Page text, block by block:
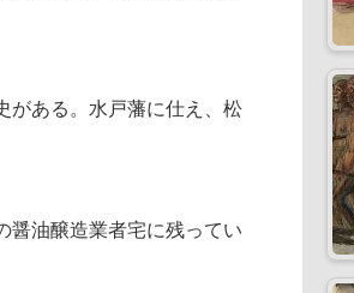
がある。水戸藩に仕え、松
醤油醸造業者宅に残ってい